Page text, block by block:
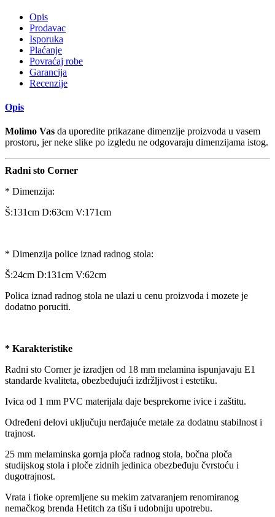
Opis
Prodavac
Isporuka
Plaćanje
Povraćaj robe
Garancija
Recenzije
Opis
Molimo Vas da uporedite prikazane dimenzije proizvoda u vasem
prostoru, jer neke slike po izgledu ne odgovaraju dimenzijama istog.
Radni sto Corner
* Dimenzija:
Š:131cm D:63cm V:171cm
* Dimenzija police iznad radnog stola:
Š:24cm D:131cm V:62cm
Polica iznad radnog stola ne ulazi u cenu proizvoda i mozete je
dodatno poruciti.
* Karakteristike
Radni sto Corner je izradjen od 18 mm melamina ispunjavaju E1
standarde kvaliteta, obezbeđujući izdržljivost i estetiku.
Ivica od 1 mm PVC materijala daje besprekorne ivice i zaštitu.
Određeni delovi uključuju nerđajuće metale za dodatnu stabilnost i
trajnost.
25 mm melaminska gornja ploča radnog stola, bočna ploča
studijskog stola i ploče zidnih jedinica obezbeđuju čvrstoću i
dugotrajnost.
Vrata i fioke opremljene su mekim zatvaranjem renomiranog
nemačkog brenda Hetitch za tišu i udobniju upotrebu.